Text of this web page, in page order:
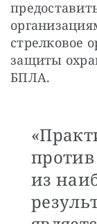
стрелковое
защиты
БПЛА.
из